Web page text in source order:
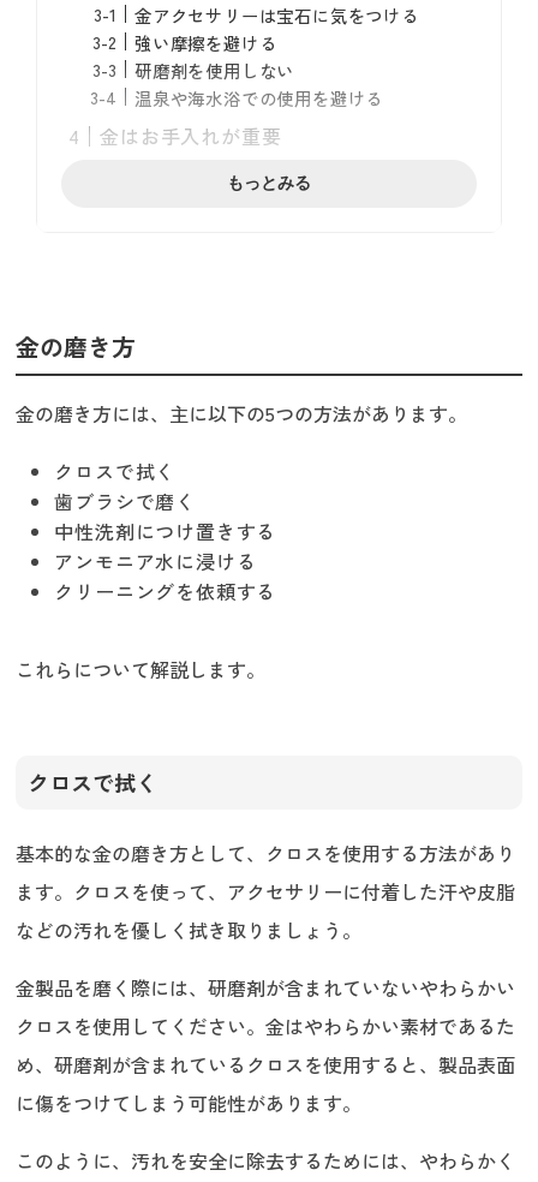
金アクセサリーは宝石に気をつける
強い摩擦を避ける
研磨剤を使用しない
温泉や海水浴での使用を避ける
金はお手入れが重要
定期的にクロスで拭く
適切に保管する
もっとみる
金の磨き方
金の磨き方には、主に以下の5つの方法があります。
クロスで拭く
歯ブラシで磨く
中性洗剤につけ置きする
アンモニア水に浸ける
クリーニングを依頼する
これらについて解説します。
クロスで拭く
基本的な金の磨き方として、クロスを使用する方法があり
ます。クロスを使って、アクセサリーに付着した汗や皮脂
などの汚れを優しく拭き取りましょう。
金製品を磨く際には、研磨剤が含まれていないやわらかい
クロスを使用してください。金はやわらかい素材であるた
め、研磨剤が含まれているクロスを使用すると、製品表面
に傷をつけてしまう可能性があります。
このように、汚れを安全に除去するためには、やわらかく